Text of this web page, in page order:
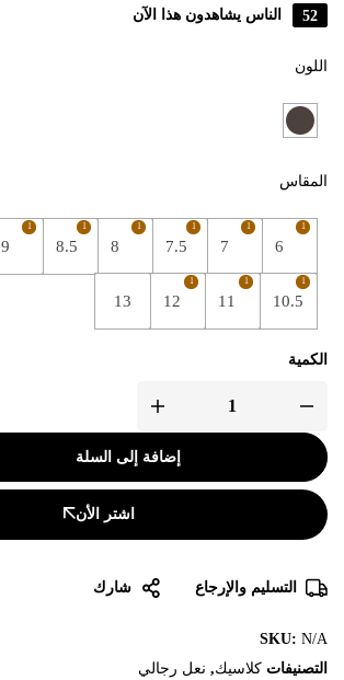
52 الناس يشاهدون هذا الآن
اللون
المقاس
1
6
1
7
1
7.5
1
8
1
8.5
1
9
1
10.5
1
11
1
12
13
الكمية
إضافة إلى السلة
اشتر الأن
التسليم والإرجاع شارك
SKU: N/A
التصنيفات كلاسيك, نعل رجالي